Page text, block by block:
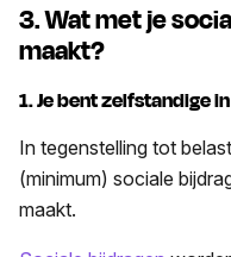
3. Wat met je
maakt?
1. Je bent zelfstandige
In tegenstelling tot
(minimum) sociale
maakt.